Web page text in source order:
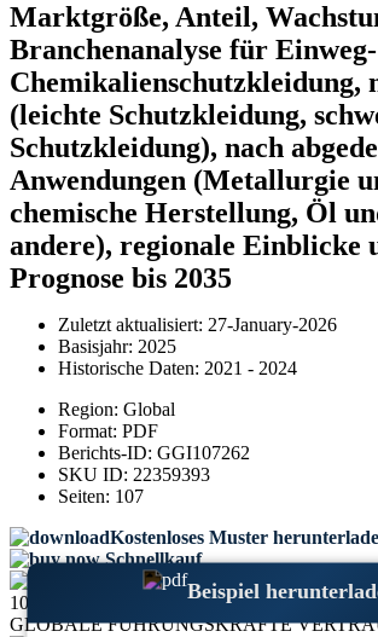
Marktgröße, Anteil,
Branchenanalyse für Einweg-
Chemikalienschutzkleidung,
(leichte Schutzkleidung,
Schutzkleidung), nach
Anwendungen (Metallurgie
chemische Herstellung, Öl
andere), regionale Einblicke
Prognose bis 2035
Zuletzt aktualisiert: 27-January-2026
Basisjahr: 2025
Historische Daten: 2021 - 2024
Region: Global
Format: PDF
Berichts-ID: GGI107262
SKU ID: 22359393
Seiten: 107
Kostenloses Muster
Schnellkauf
1000+
GLOBALE FÜHRUNGSKRÄFTE
Beispiel